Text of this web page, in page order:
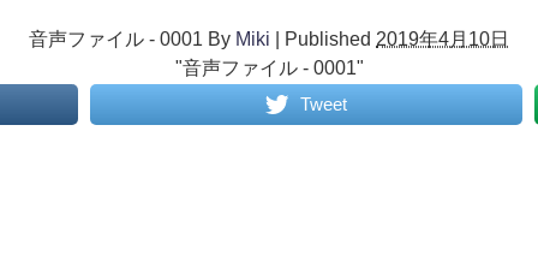
音声ファイル - 0001 By Miki Published 2019年4月10日
"音声ファイル - 0001"
Tweet